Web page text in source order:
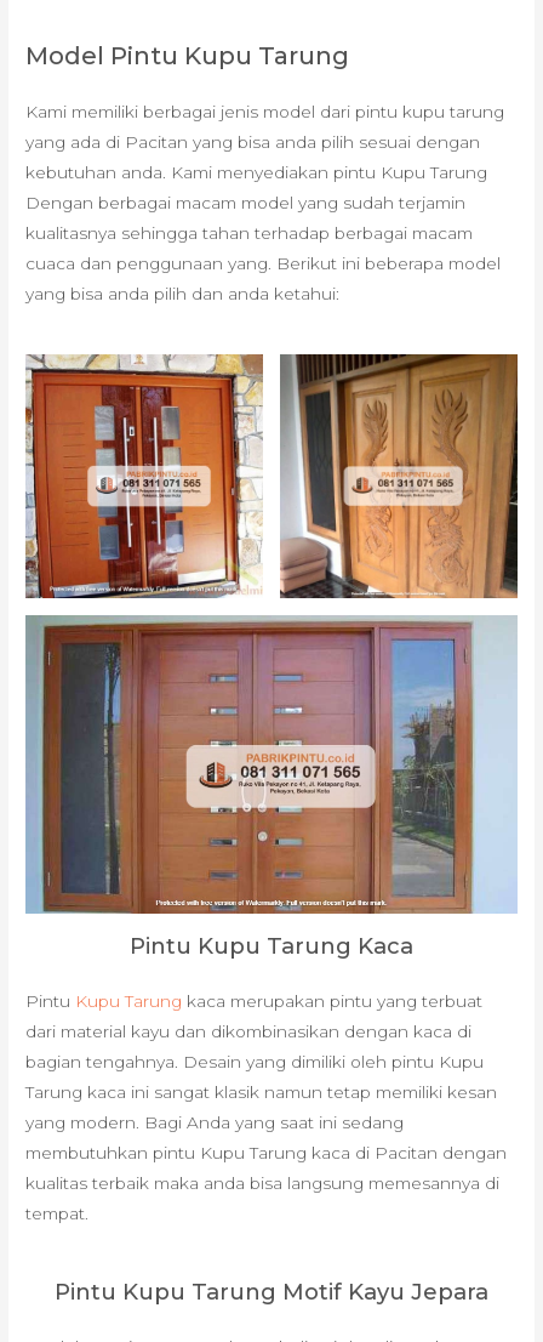
Model Pintu Kupu Tarung
Kami memiliki berbagai jenis model dari pintu kupu tarung
yang ada di Pacitan yang bisa anda pilih sesuai dengan
kebutuhan anda. Kami menyediakan pintu Kupu Tarung
Dengan berbagai macam model yang sudah terjamin
kualitasnya sehingga tahan terhadap berbagai macam
cuaca dan penggunaan yang. Berikut ini beberapa model
yang bisa anda pilih dan anda ketahui:
Pintu Kupu Tarung Kaca
Pintu Kupu Tarung kaca merupakan pintu yang terbuat
dari material kayu dan dikombinasikan dengan kaca di
bagian tengahnya. Desain yang dimiliki oleh pintu Kupu
Tarung kaca ini sangat klasik namun tetap memiliki kesan
yang modern. Bagi Anda yang saat ini sedang
membutuhkan pintu Kupu Tarung kaca di Pacitan dengan
kualitas terbaik maka anda bisa langsung memesannya di
tempat.
Pintu Kupu Tarung Motif Kayu Jepara